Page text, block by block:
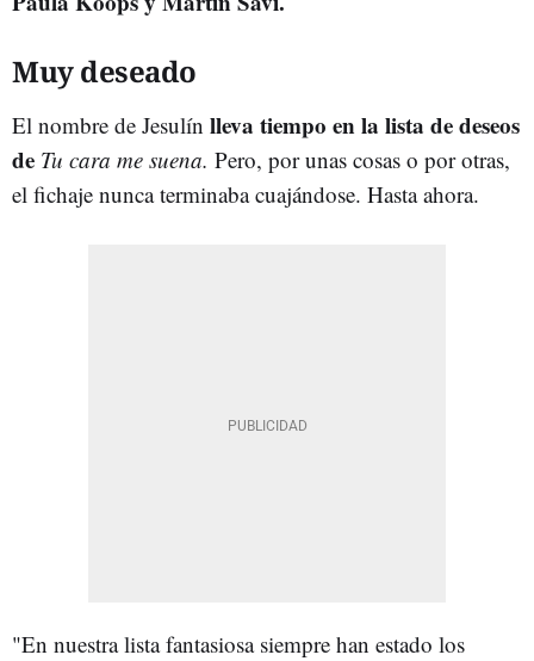
Muy deseado
El nombre de Jesulín lleva tiempo en la lista de deseos
de Tu cara me suena. Pero, por unas cosas o por otras,
el fichaje nunca terminaba cuajándose. Hasta ahora.
"En nuestra lista fantasiosa siempre han estado los